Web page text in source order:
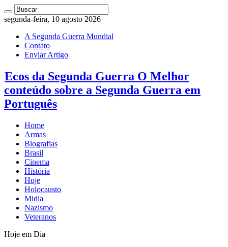
segunda-feira, 10 agosto 2026
A Segunda Guerra Mundial
Contato
Enviar Artigo
Ecos da Segunda Guerra O Melhor
conteúdo sobre a Segunda Guerra em
Português
Home
Armas
Biografias
Brasil
Cinema
História
Hoje
Holocausto
Midia
Nazismo
Veteranos
Hoje em Dia